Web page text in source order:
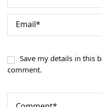
Save my details in this
comment.